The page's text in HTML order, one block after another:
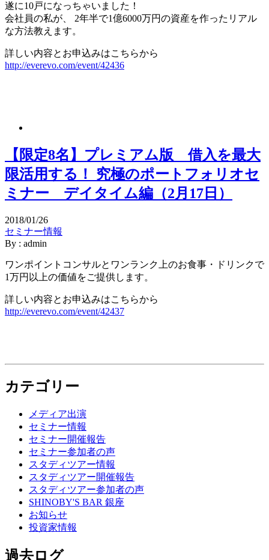
遂に10戸になっちゃいました！
会社員の私が、 2年半で1億6000万円の資産を作ったリアル
な方法教えます。
詳しい内容とお申込みはこちらから
http://everevo.com/event/42436
【限定8名】プレミアム版 借入を最大
限活用する！ 究極のポートフォリオセ
ミナー デイタイム編（2月17日）
2018/01/26
セミナー情報
By : admin
ワンポイントコンサルとワンランク上のお食事・ドリンクで
1万円以上の価値をご提供します。
詳しい内容とお申込みはこちらから
http://everevo.com/event/42437
カテゴリー
メディア出演
セミナー情報
セミナー開催報告
セミナー参加者の声
スタディツアー情報
スタディツアー開催報告
スタディツアー参加者の声
SHINOBY'S BAR 銀座
お知らせ
投資家情報
過去ログ